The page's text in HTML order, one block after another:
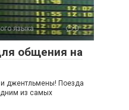
языка 0
общения на
джентльмены! Поезда
из самых